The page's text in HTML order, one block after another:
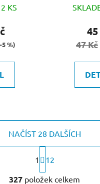
KS
%) 47 Kč
O
NAČÍST 28 DALŠÍCH
S
t
r
á
1 12
327 položek celkem